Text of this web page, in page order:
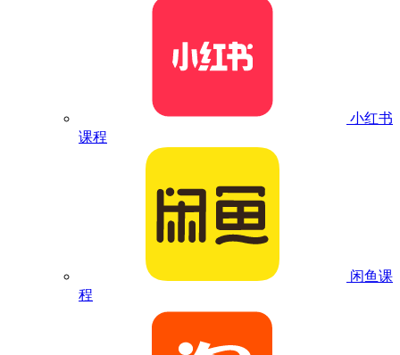
小红书
课程
闲鱼课
程